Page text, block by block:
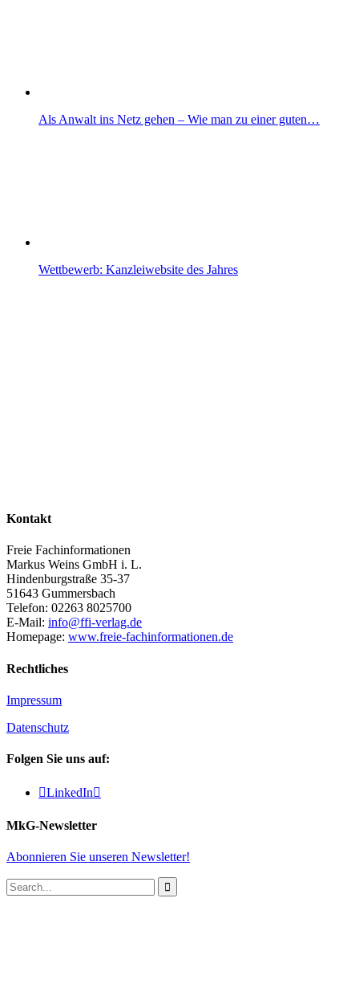
Als Anwalt ins Netz gehen – Wie man zu einer guten…
Wettbewerb: Kanzleiwebsite des Jahres
Kontakt
Freie Fachinformationen
Markus Weins GmbH i. L.
Hindenburgstraße 35-37
51643 Gummersbach
Telefon: 02263 8025700
E-Mail: info@ffi-verlag.de
Homepage: www.freie-fachinformationen.de
Rechtliches
Impressum
Datenschutz
Folgen Sie uns auf:
LinkedIn
MkG-Newsletter
Abonnieren Sie unseren Newsletter!
